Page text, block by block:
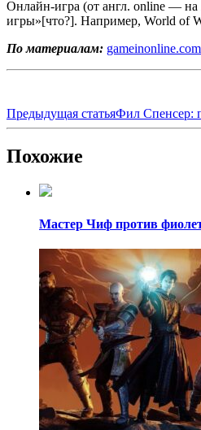
Онлайн-игра (от англ. online — на
игры»[что?]. Например, World of
По материалам: gameinonline.com
Предыдущая статьяФил Спенсер:
Похожие
Мастер Чиф против